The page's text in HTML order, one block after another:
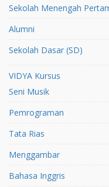
Sekolah Menengah
Alumni
Sekolah Dasar (SD)
VIDYA Kursus
Seni Musik
Pemrograman
Tata Rias
Menggambar
Bahasa Inggris